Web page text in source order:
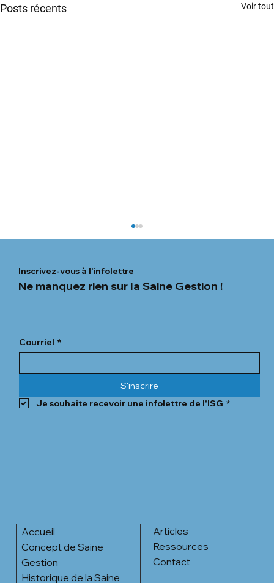
Posts récents Voir tout
rempart d’une gouvernance éclairée
Inscrivez-vous à l'infolettre
Ne manquez rien sur la Saine Gestion !
Courriel *
S'inscrire
Je souhaite recevoir une infolettre de l'ISG *
Accueil
Concept de Saine
Gestion
Historique de la Saine
Articles
Ressources
Contact